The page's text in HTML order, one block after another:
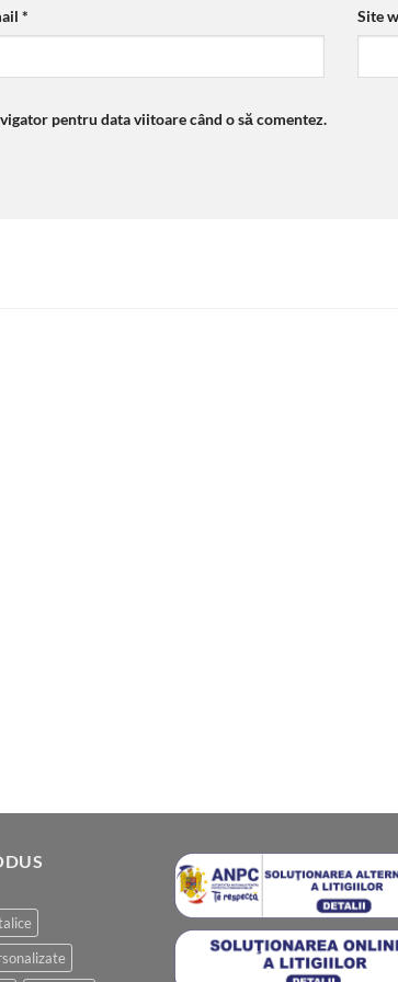
* Site
pentru data viitoare când o să comentez.